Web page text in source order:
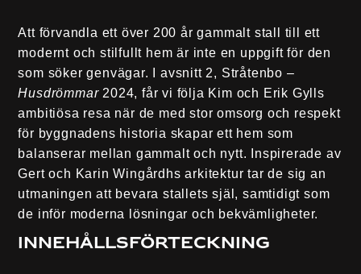
Att förvandla ett över 200 år gammalt stall till ett
modernt och stilfullt hem är inte en uppgift för den
som söker genvägar. I avsnitt 2, Stråtenbo –
Husdrömmar2024, får vi följa Kim och Erik Gylls
ambitiösa resa när de med stor omsorg och respekt
för byggnadens historia skapar ett hem som
balanserar mellan gammalt och nytt. Inspirerade av
Gert och Karin Wingårdhs arkitektur tar de sig an
utmaningen att bevara stallets själ, samtidigt som
de inför moderna lösningar och bekvämligheter.
Innehållsförteckning